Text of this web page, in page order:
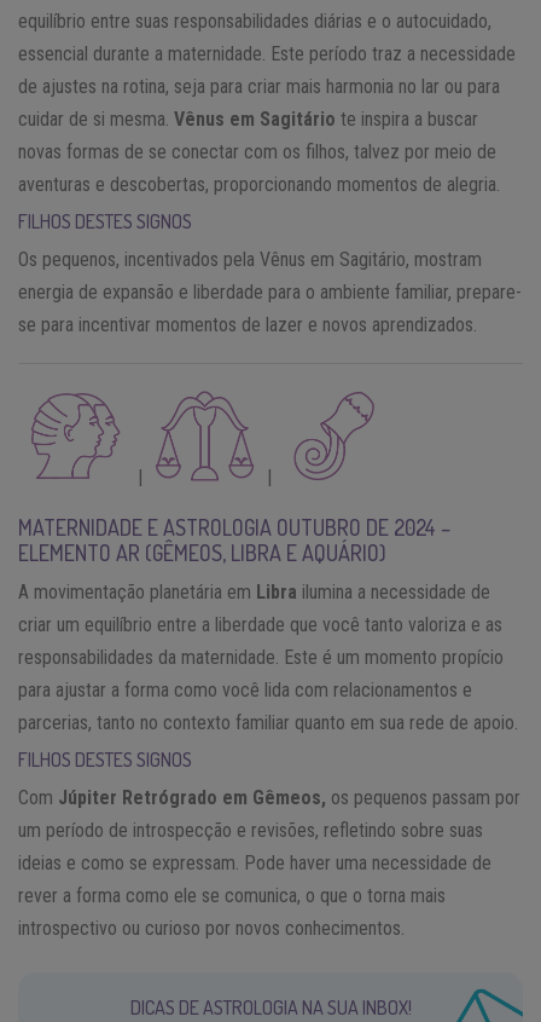
equilíbrio entre suas responsabilidades diárias e o autocuidado,
essencial durante a maternidade. Este período traz a necessidade
de ajustes na rotina, seja para criar mais harmonia no lar ou para
cuidar de si mesma. Vênus em Sagitário te inspira a buscar
novas formas de se conectar com os filhos, talvez por meio de
aventuras e descobertas, proporcionando momentos de alegria.
FILHOS DESTES SIGNOS
Os pequenos, incentivados pela Vênus em Sagitário, mostram
energia de expansão e liberdade para o ambiente familiar, prepare-
se para incentivar momentos de lazer e novos aprendizados.
MATERNIDADE E ASTROLOGIA OUTUBRO DE 2024 –
ELEMENTO AR (GÊMEOS, LIBRA E AQUÁRIO)
A movimentação planetária em Libra ilumina a necessidade de
criar um equilíbrio entre a liberdade que você tanto valoriza e as
responsabilidades da maternidade. Este é um momento propício
para ajustar a forma como você lida com relacionamentos e
parcerias, tanto no contexto familiar quanto em sua rede de apoio.
FILHOS DESTES SIGNOS
Com Júpiter Retrógrado em Gêmeos, os pequenos passam por
um período de introspecção e revisões, refletindo sobre suas
ideias e como se expressam. Pode haver uma necessidade de
rever a forma como ele se comunica, o que o torna mais
introspectivo ou curioso por novos conhecimentos.
DICAS DE ASTROLOGIA NA SUA INBOX!